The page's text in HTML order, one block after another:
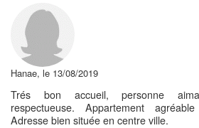
Hanae, le 13/08/2019
Trés bon accueil, personne
respectueuse. Appartement
Adresse bien située en centre ville.